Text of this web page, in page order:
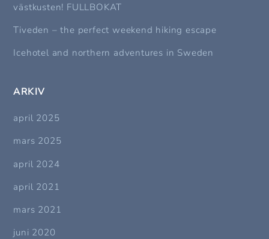
västkusten! FULLBOKAT
Tiveden – the perfect weekend hiking escape
Icehotel and northern adventures in Sweden
ARKIV
april 2025
mars 2025
april 2024
april 2021
mars 2021
juni 2020